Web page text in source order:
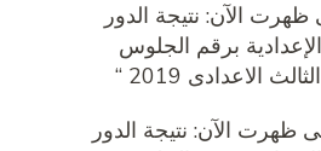
ظهرت الآن: نتيجة الدور
برقم الجلوس
الاعدادى 2019 “
ظهرت الآن: نتيجة الدور